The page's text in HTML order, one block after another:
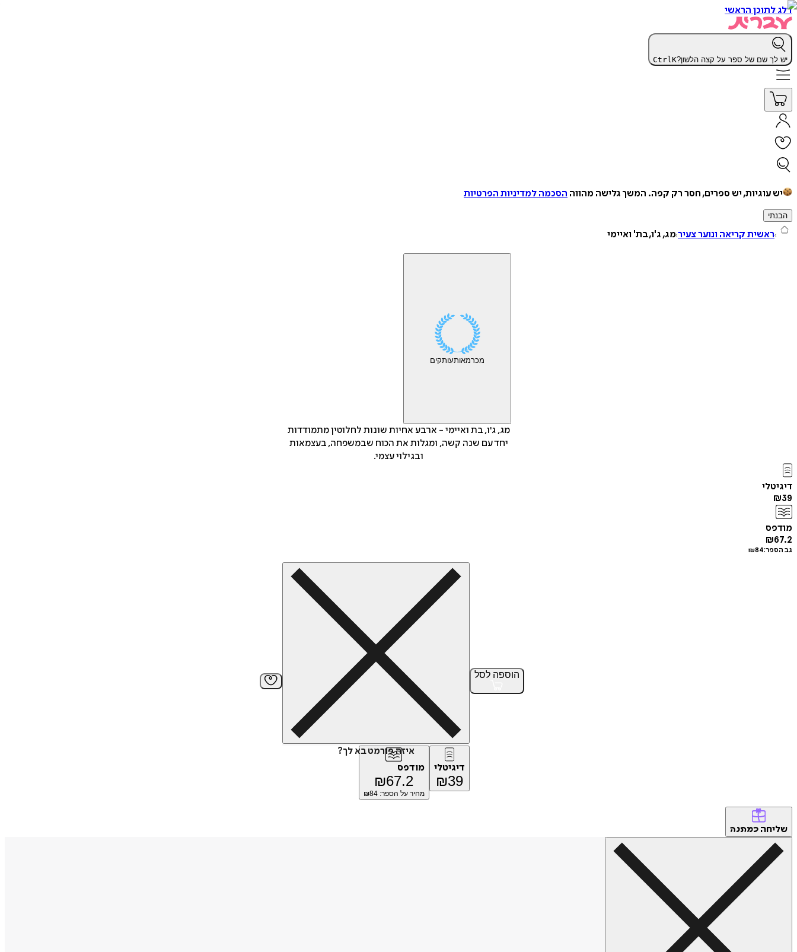
דלג לתוכן הראשי
יש לך שם של ספר על קצה הלשון? CtrlK
יש עוגיות, יש ספרים, חסר רק קפה. המשך גלישה מהווה הסכמה למדיניות הפרטיות
הבנתי
ראשית קריאה ונוער צעיר מג, ג'ו, בת' ואיימי
מכרמאותעותקים
מג, ג'ו, בת ואיימי - ארבע אחיות שונות לחלוטין מתמודדות
יחד עם שנה קשה, ומגלות את הכוח שבמשפחה, בעצמאות
ובגילוי עצמי.
דיגיטלי
₪39
מודפס
₪67.2
גב הספר: ₪84
הוספה לסל
איזה פורמט בא לך?
דיגיטלי
₪39
מודפס
₪67.2
מחיר על הספר: ₪84
שליחה כמתנה